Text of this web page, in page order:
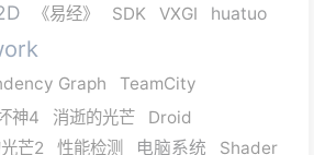
《易经》 SDK VXGI huatuo
Graph TeamCity
神4 消逝的光芒
Droid
芒2 性能检测 电脑系统
Shader